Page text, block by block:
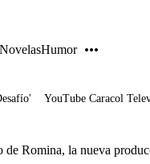
NovelasHumor
YouTube Caracol
de Romina, la nueva